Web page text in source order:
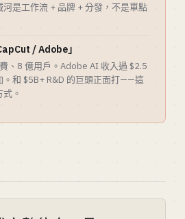
是工作流 + 品牌 + 分發，不是單點
/ Adobe」
、8 億用戶。Adobe AI 收入過 $2.5
。和 $5B+ R&D 的巨頭正面打——這
。